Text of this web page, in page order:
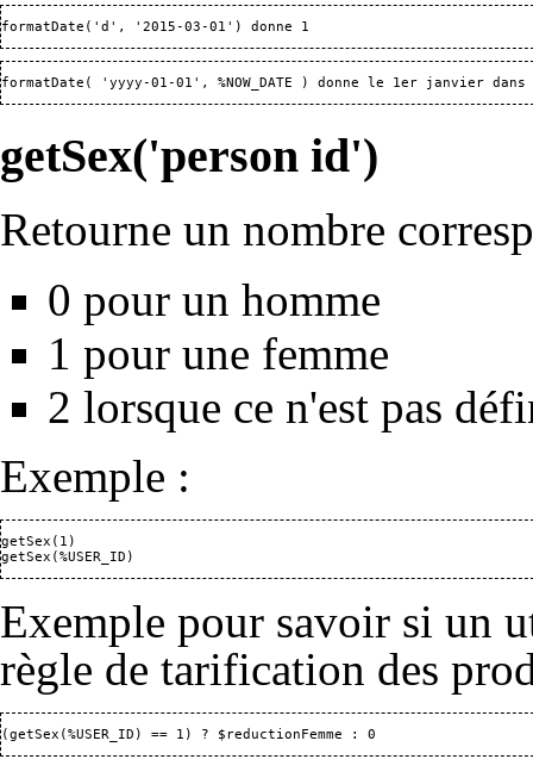
formatDate('d', '2015-03-01') donne 1
formatDate( 'yyyy-01-01', %NOW_DATE ) donne le 1er janvier
getSex('person id')
Retourne un nombre
0 pour un homme
1 pour une femme
2 lorsque ce n'est pas
Exemple :
getSex(1)
getSex(%USER_ID)
Exemple pour savoir si un
règle de tarification des
(getSex(%USER_ID) == 1) ? $reductionFemme : 0